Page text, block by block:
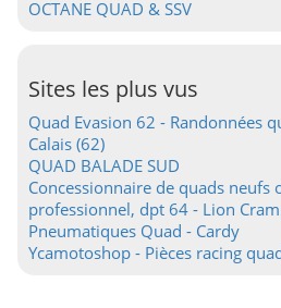
OCTANE QUAD & SSV
Sites les plus vus
Quad Evasion 62 - Randonnées
Calais (62)
QUAD BALADE SUD
Concessionnaire de quads neufs
professionnel, dpt 64 - Lion
Pneumatiques Quad - Cardy
Ycamotoshop - Pièces racing